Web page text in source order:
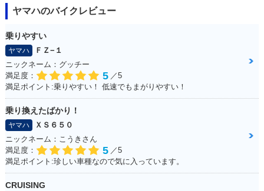
ヤマハのバイクレビュー
乗りやすい
ヤマハ
ＦＺ−１
ニックネーム：グッチー
満足度：
5 ／5
満足ポイント:乗りやすい！ 低速でもまがりやすい！
乗り換えたばかり！
ヤマハ
ＸＳ６５０
ニックネーム：こうきさん
満足度：
5 ／5
満足ポイント:珍しい車種なので気に入っています。
CRUISING